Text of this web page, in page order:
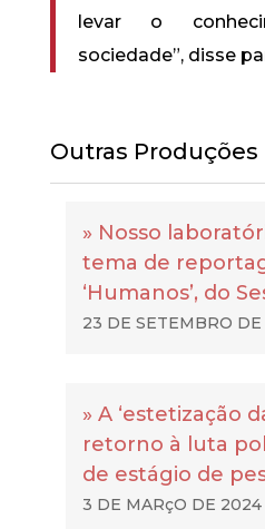
levar o
sociedade”, disse
Outras Produções
» Nosso
tema de
‘Humanos’, do
23 DE SETEMBRO
» A ‘estetização
retorno à luta
de estágio de
3 DE MARçO DE 2024